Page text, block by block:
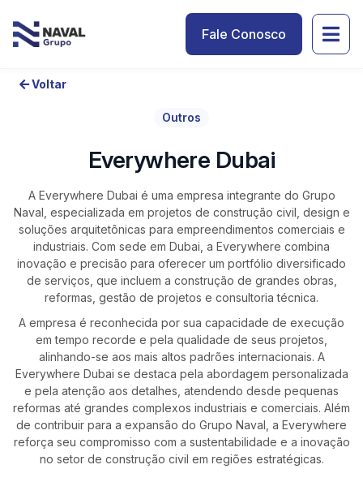
Fale Conosco
Voltar
Outros
Everywhere Dubai
A Everywhere Dubai é uma empresa integrante do Grupo
Naval, especializada em projetos de construção civil, design e
soluções arquitetônicas para empreendimentos comerciais e
industriais. Com sede em Dubai, a Everywhere combina
inovação e precisão para oferecer um portfólio diversificado
de serviços, que incluem a construção de grandes obras,
reformas, gestão de projetos e consultoria técnica.
A empresa é reconhecida por sua capacidade de execução
em tempo recorde e pela qualidade de seus projetos,
alinhando-se aos mais altos padrões internacionais. A
Everywhere Dubai se destaca pela abordagem personalizada
e pela atenção aos detalhes, atendendo desde pequenas
reformas até grandes complexos industriais e comerciais. Além
de contribuir para a expansão do Grupo Naval, a Everywhere
reforça seu compromisso com a sustentabilidade e a inovação
no setor de construção civil em regiões estratégicas.